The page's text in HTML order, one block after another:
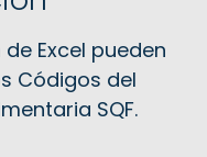
Excel pueden
Códigos del
SQF.